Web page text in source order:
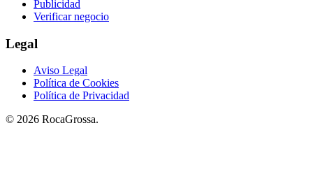
Publicidad
Verificar negocio
Legal
Aviso Legal
Política de Cookies
Política de Privacidad
© 2026 RocaGrossa.